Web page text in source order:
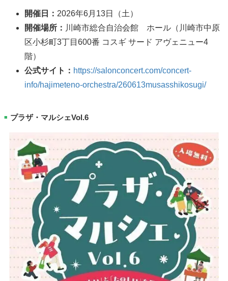
開催日： 2026年6月13日（土）
開催場所： 川崎市総合自治会館 ホール（川崎市中原
区小杉町3丁目600番 コスギ サード アヴェニュー4
階）
公式サイト： https://salonconcert.com/concert-
info/hajimeteno-orchestra/260613musasshikosugi/
■ プラザ・マルシェVol.6